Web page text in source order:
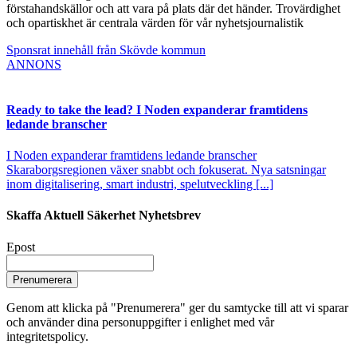
förstahandskällor och att vara på plats där det händer. Trovärdighet
och opartiskhet är centrala värden för vår nyhetsjournalistik
Sponsrat innehåll från Skövde kommun
ANNONS
Ready to take the lead? I Noden expanderar framtidens
ledande branscher
I Noden expanderar framtidens ledande branscher
Skaraborgsregionen växer snabbt och fokuserat. Nya satsningar
inom digitalisering, smart industri, spelutveckling [...]
Skaffa Aktuell Säkerhet Nyhetsbrev
Epost
Prenumerera
Genom att klicka på "Prenumerera" ger du samtycke till att vi sparar
och använder dina personuppgifter i enlighet med vår
integritetspolicy.